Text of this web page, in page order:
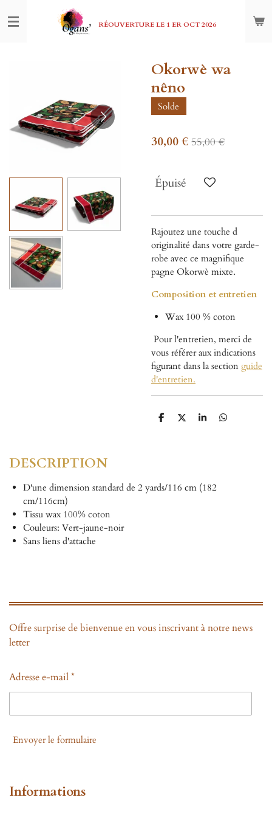
au
RÉOUVERTURE LE 1 ER OCT 2026
Okorwè wa
nêno
Solde
30,00 € 55,00 €
Épuisé
Rajoutez une touche d
originalité dans votre garde-
robe avec ce magnifique
pagne Okorwè mixte.
Composition et entretien
Wax 100 % coton
Pour l'entretien, merci de
vous référer aux indications
figurant dans la section guide
d'entretien.
P
r
P
r
P
r
P
DESCRIPTION
D'une dimension standard de 2 yards/116 cm (182
cm/116cm)
Tissu wax 100% coton
Couleurs: Vert-jaune-noir
Sans liens d'attache
Offre surprise de bienvenue en vous inscrivant à notre news
letter
Adresse e-mail *
Envoyer le formulaire
Informations